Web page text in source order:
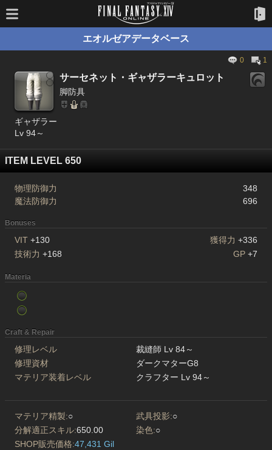
エオルゼアデータベース
0 1
サーセネット・ギャザラーキュロット
脚防具
ギャザラー
Lv 94～
ITEM LEVEL 650
物理防御力
348
魔法防御力
696
Bonuses
VIT +130 獲得力 +336
技術力 +168 GP +7
Materia
Craft & Repair
修理レベル
裁縫師 Lv 84～
修理資材
ダークマターG8
マテリア装着レベル
クラフター Lv 94～
マテリア精製:○ 武具投影:○
分解適正スキル:650.00 染色:○
SHOP販売価格:47,431 Gil